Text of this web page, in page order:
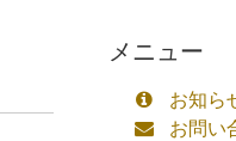
メニュー
お知ら
お問い